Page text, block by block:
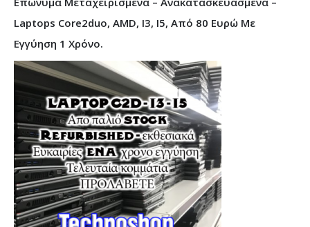
Laptops Core2duo, AMD, I3, I5, Από 80 Ευρώ Με
Εγγύηση 1 Χρόνο.